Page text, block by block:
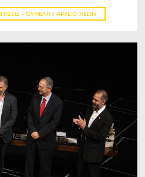
- ΘΥΜΕΛΗ / ΑΡΧΕΊΟ ΝΈΩΝ